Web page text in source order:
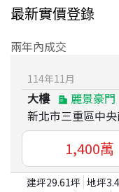
最新實價登錄
兩年內成交
114年11 月
大樓
麗景豪門
新北市三重區中
1,400萬
建坪29.61坪 地坪